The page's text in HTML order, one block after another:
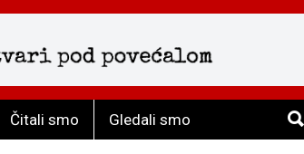
Čitali smo Gledali smo